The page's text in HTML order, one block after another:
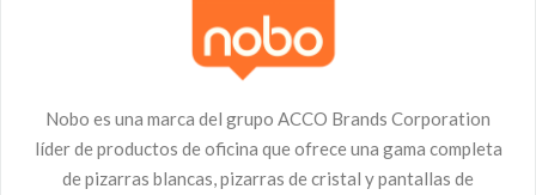
Nobo es una marca del grupo ACCO Brands Corporation
líder de productos de oficina que ofrece una gama completa
de pizarras blancas, pizarras de cristal y pantallas de